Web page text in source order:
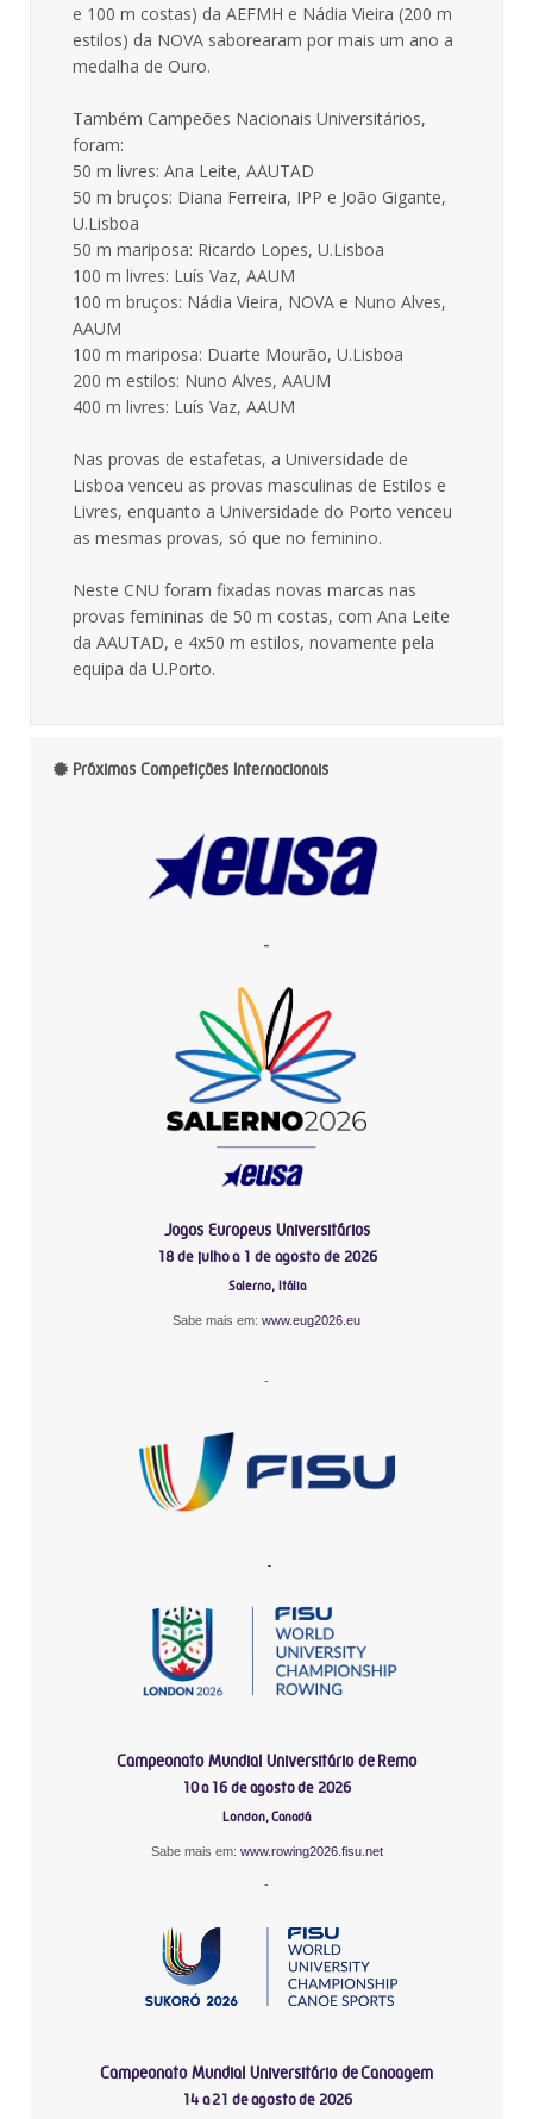
e 100 m costas) da AEFMH e Nádia Vieira (200 m
estilos) da NOVA saborearam por mais um ano a
medalha de Ouro.
Também Campeões Nacionais Universitários,
foram:
50 m livres: Ana Leite, AAUTAD
50 m bruços: Diana Ferreira, IPP e João Gigante,
U.Lisboa
50 m mariposa: Ricardo Lopes, U.Lisboa
100 m livres: Luís Vaz, AAUM
100 m bruços: Nádia Vieira, NOVA e Nuno Alves,
AAUM
100 m mariposa: Duarte Mourão, U.Lisboa
200 m estilos: Nuno Alves, AAUM
400 m livres: Luís Vaz, AAUM
Nas provas de estafetas, a Universidade de
Lisboa venceu as provas masculinas de Estilos e
Livres, enquanto a Universidade do Porto venceu
as mesmas provas, só que no feminino.
Neste CNU foram fixadas novas marcas nas
provas femininas de 50 m costas, com Ana Leite
da AAUTAD, e 4x50 m estilos, novamente pela
equipa da U.Porto.
Próximas Competições Internacionais
-
Jogos Europeus Universitários
18 de julho a 1 de agosto de 2026
Salerno, Itália
Sabe mais em: www.eug2026.eu
-
-
Campeonato Mundial Universitário de Remo
10 a 16 de agosto de 2026
London, Canadá
Sabe mais em: www.rowing2026.fisu.net
-
Campeonato Mundial Universitário de Canoagem
14 a 21 de agosto de 2026